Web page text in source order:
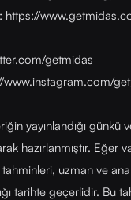
https://
getmidas
www.instagram.com/
yayınlandığı günkü
hazırlanmıştır. Eğer
uzman ve
tarihte geçerlidir. Bu